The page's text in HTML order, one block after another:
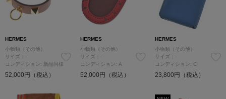
HERMES
小物類（その他）
サイズ：-
コンディション: 新品同様
52,000円（税込）
HERMES
小物類（その他）
サイズ：-
コンディション: A
52,000円（税込）
HERMES
小物類（その他）
サイズ：-
コンディション: C
23,800円（税込）